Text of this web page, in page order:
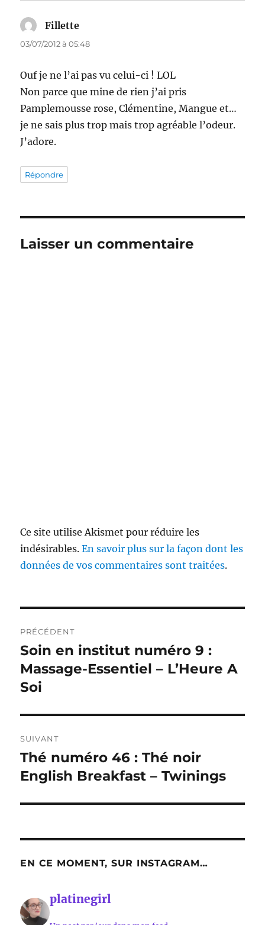
Fillette
03/07/2012 à 05:48
Ouf je ne l’ai pas vu celui-ci ! LOL
Non parce que mine de rien j’ai pris
Pamplemousse rose, Clémentine, Mangue et…
je ne sais plus trop mais trop agréable l’odeur.
J’adore.
Répondre
Laisser un commentaire
Ce site utilise Akismet pour réduire les
indésirables.En savoir plus sur la façon dont les
données de vos commentaires sont traitées.
de
l’article
PRÉCÉDENT
Publication
précédente :
Soin en institut numéro 9 :
Massage-Essentiel – L’Heure A
Soi
SUIVANT
Publication
suivante :
Thé numéro 46 : Thé noir
English Breakfast – Twinings
EN CE MOMENT, SUR INSTAGRAM…
platinegirl